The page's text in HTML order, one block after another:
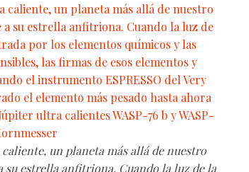
un planeta más allá de nuestro
su estrella anfitriona. Cuando la luz de la